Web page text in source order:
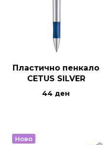
Пластично пенкало
CETUS SILVER
44 ден
Ново